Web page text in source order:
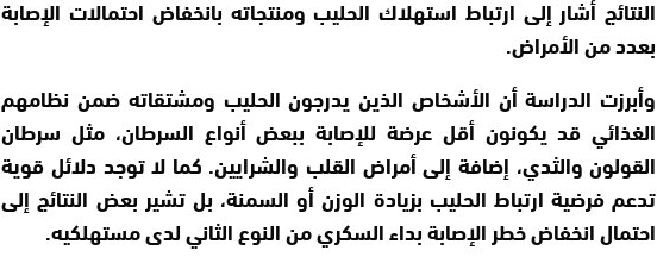
النتائج أشار إلى ارتباط استهلاك الحليب ومنتجاته بانخفاض احتمالات الإصابة
بعدد من الأمراض.
وأبرزت الدراسة أن الأشخاص الذين يدرجون الحليب ومشتقاته ضمن نظامهم
الغذائي قد يكونون أقل عرضة للإصابة ببعض أنواع السرطان، مثل سرطان
القولون والثدي، إضافة إلى أمراض القلب والشرايين. كما لا توجد دلائل قوية
تدعم فرضية ارتباط الحليب بزيادة الوزن أو السمنة، بل تشير بعض النتائج إلى
احتمال انخفاض خطر الإصابة بداء السكري من النوع الثاني لدى مستهلكيه.